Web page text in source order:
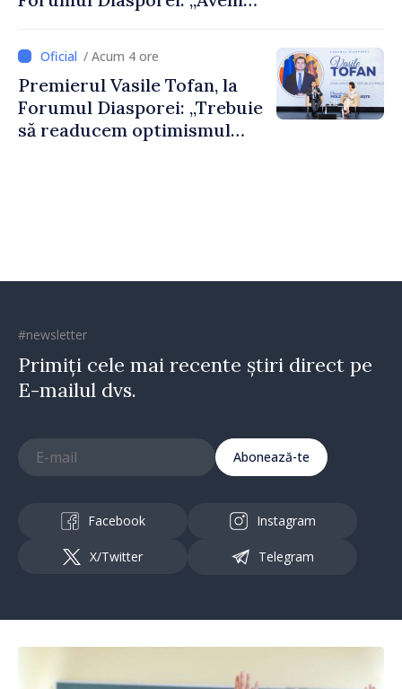
dumneavoastră pentru a
construi comunități mai
puternice”
/ Acum 4 ore
Premierul Vasile Tofan, la
Forumul Diasporei: „Trebuie
să readucem optimismul
#newsletter
Primiți cele mai recente știri direct pe
E-mailul dvs.
Abonează-te
Facebook Instagram
X/Twitter Telegram